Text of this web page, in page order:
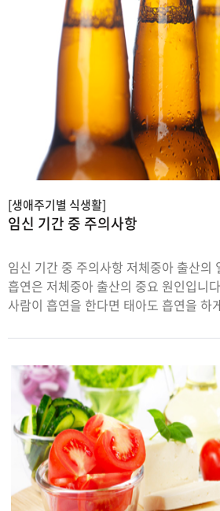
임신 기간 중 주의사항
임신 기간 중 주의사항 저체중아 출산의 일등공신, 흡연 임신부의
흡연은 저체중아 출산의 중요 원인입니
사람이 흡연을 한다면 태아도 흡연을 하
위험한가? 임
[생애주기별 식생활]